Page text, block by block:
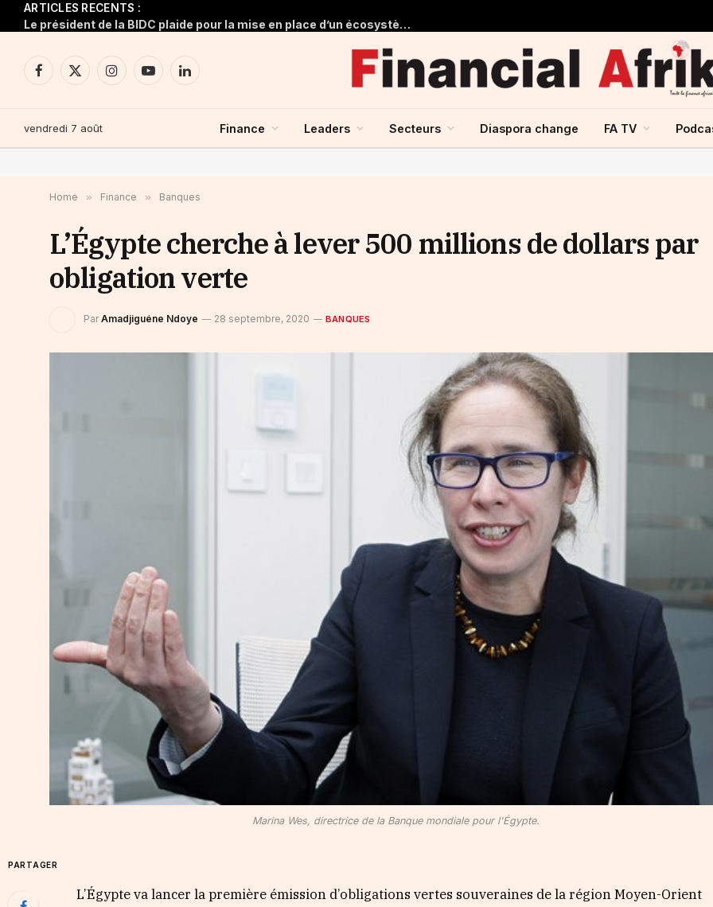
ARTICLES RECENTS :
Le président de la BIDC plaide pour la mise en place d’un écosystème régional porté par l’IA lors de la première conférence sur l’intelligence artificielle dans les secteurs de la santé et de la pharmacie
Facebook
X
InstagramYouTubeLinkedIn
vendredi 7 août Finance Leaders Secteurs Diaspora change FA TV
Home » Finance » Banques
L’Égypte cherche à lever 500 millions de dollars par
obligation verte
Par Amadjiguéne Ndoye 28 septembre, 2020 BANQUES
Marina Wes, directrice de la Banque mondiale pour l'Égypte.
PARTAGER
L’Égypte va lancer la première émission d’obligations vertes souveraines de la région Moyen-Orient